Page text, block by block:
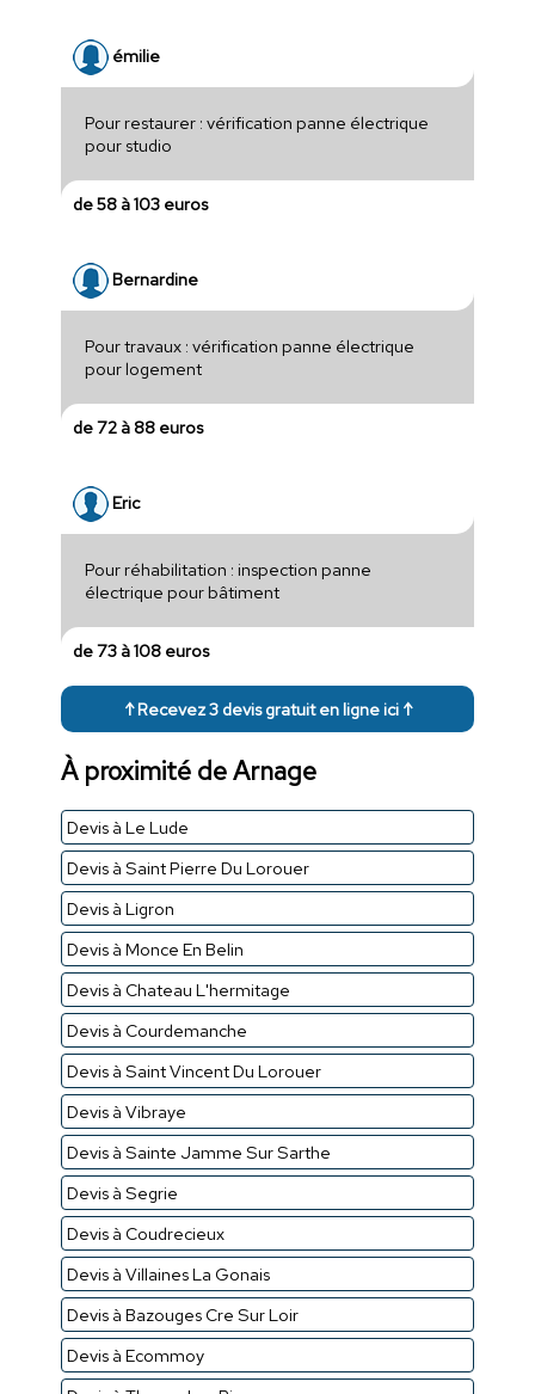
émilie
Pour restaurer : vérification panne électrique
pour studio
de 58 à 103 euros
Bernardine
Pour travaux : vérification panne électrique
pour logement
de 72 à 88 euros
Eric
Pour réhabilitation : inspection panne
électrique pour bâtiment
de 73 à 108 euros
↑ Recevez 3 devis gratuit en ligne ici ↑
À proximité de Arnage
Devis à Le Lude
Devis à Saint Pierre Du Lorouer
Devis à Ligron
Devis à Monce En Belin
Devis à Chateau L'hermitage
Devis à Courdemanche
Devis à Saint Vincent Du Lorouer
Devis à Vibraye
Devis à Sainte Jamme Sur Sarthe
Devis à Segrie
Devis à Coudrecieux
Devis à Villaines La Gonais
Devis à Bazouges Cre Sur Loir
Devis à Ecommoy